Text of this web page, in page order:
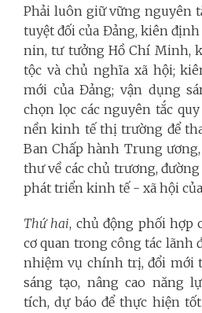
Phải luôn giữ vững nguyên
tuyệt đối của Đảng, kiên
nin, tư tưởng Hồ Chí Minh,
tộc và chủ nghĩa xã hội;
mới của Đảng; vận dụng
chọn lọc các nguyên tắc
nền kinh tế thị trường để
Ban Chấp hành Trung
thư về các chủ trương,
phát triển kinh tế - xã hội
Thứ hai, chủ động phối hợp
cơ quan trong công tác lãnh
nhiệm vụ chính trị, đổi mới
sáng tạo, nâng cao năng
tích, dự báo để thực hiện